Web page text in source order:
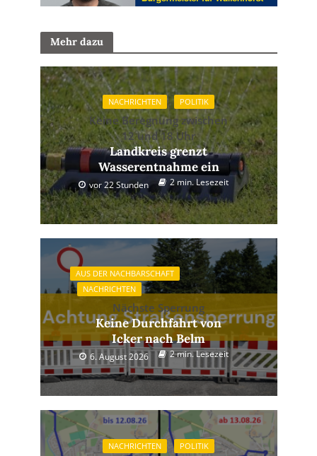
Mehr dazu
NACHRICHTEN POLITIK
Keine Beregnung zwischen
12 und 18 Uhr
Landkreis grenzt
Wasserentnahme ein
vor 22 Stunden 2 min. Lesezeit
AUS DER NACHBARSCHAFT
NACHRICHTEN
Nächste Sperrung
Keine Durchfahrt von
Icker nach Belm
6. August 2026 2 min. Lesezeit
NACHRICHTEN POLITIK